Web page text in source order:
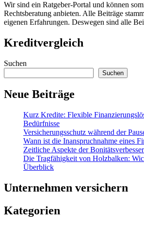
Wir sind ein Ratgeber-Portal und können
Rechtsberatung anbieten. Alle Beiträge
eigenen Erfahrungen. Deswegen sind alle
Kreditvergleich
Suchen
Suchen
Neue Beiträge
Kurz Kredite: Flexible
Bedürfnisse
Versicherungsschutz während der
Wann ist die Inanspruchnahme eines
Zeitliche Aspekte der
Die Tragfähigkeit von Holzbalken:
Überblick
Unternehmen versichern
Kategorien